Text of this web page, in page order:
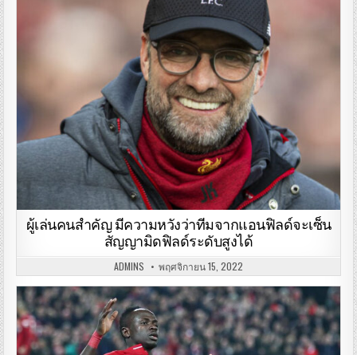
ผู้เล่นคนสำคัญ มีความหวังว่าทีมจากแอนฟิลด์จะเซ็น
สัญญามิดฟิลด์ระดับสูงได้
ADMINS พฤศจิกายน 15, 2022